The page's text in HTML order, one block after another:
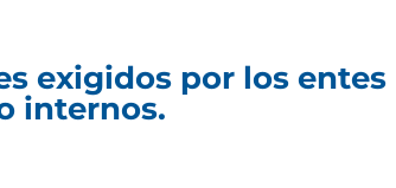
exigidos por los entes
internos.